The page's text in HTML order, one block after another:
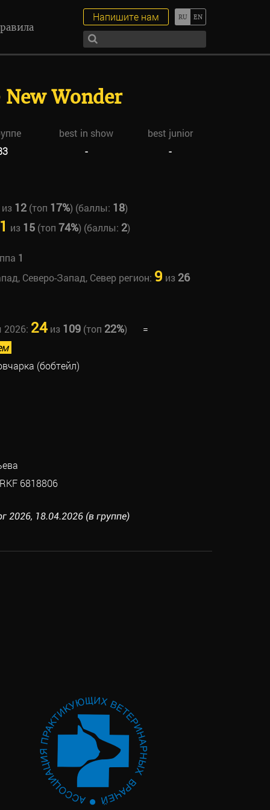
Напишите нам
Wonder
best in show
best junior
- -
12(топ 17%) (баллы: 18)
из 15(топ 74%) (баллы: 2)
1
Северо-Запад, Север регион: 9 из 26
2026: 24из 109(топ 22%)
=
(бобтейл)
6818806
2026, 18.04.2026 (в группе)